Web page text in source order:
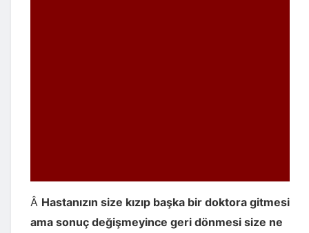
Â Hastanızın size kızıp başka bir doktora gitmesi
ama sonuç değişmeyince geri dönmesi size ne